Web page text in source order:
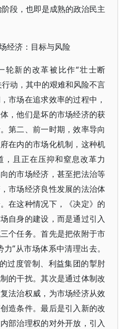
段，也即是成熟的政治民主
经济：目标与风险
轮新的改革被比作“壮士断
动，其中的艰难和风险不言
市场在追求效率的过程中，
，他们是坏的市场经济的获
第二、前一时期，效率导向
在内的市场化机制，这种机
且正在压抑和窒息改革力
的市场经济，甚至把法治等
市场经济良性发展的法治体
在这种情况下，《决定》的
自身的建设，而是通过引入
个任务。首先是把依附于市
”从市场体系中清理出去。
过度管制、利益集团的掣肘
的干扰。其次是通过体制改
法治权威，为市场经济从效
造条件。最后是引入新的改
部治理权的对外开放，引入